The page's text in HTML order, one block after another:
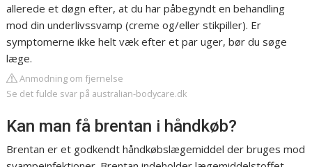
allerede et døgn efter, at du har påbegyndt en behandling
mod din underlivssvamp (creme og/eller stikpiller). Er
symptomerne ikke helt væk efter et par uger, bør du søge
læge.
Anmodning om fjernelse
Se det fulde svar på australian-bodycare.dk
Kan man få brentan i håndkøb?
Brentan er et godkendt håndkøbslægemiddel der bruges mod